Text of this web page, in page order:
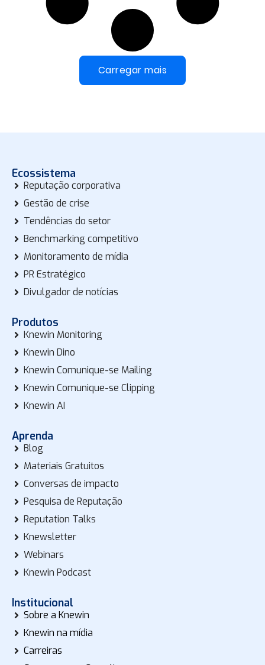
Carregar mais
Ecossistema
Reputação corporativa
Gestão de crise
Tendências do setor
Benchmarking competitivo
Monitoramento de mídia
PR Estratégico
Divulgador de notícias
Produtos
Knewin Monitoring
Knewin Dino
Knewin Comunique-se Mailing
Knewin Comunique-se Clipping
Knewin AI
Aprenda
Blog
Materiais Gratuitos
Conversas de impacto
Pesquisa de Reputação
Reputation Talks
Knewsletter
Webinars
Knewin Podcast
Institucional
Sobre a Knewin
Knewin na mídia
Carreiras